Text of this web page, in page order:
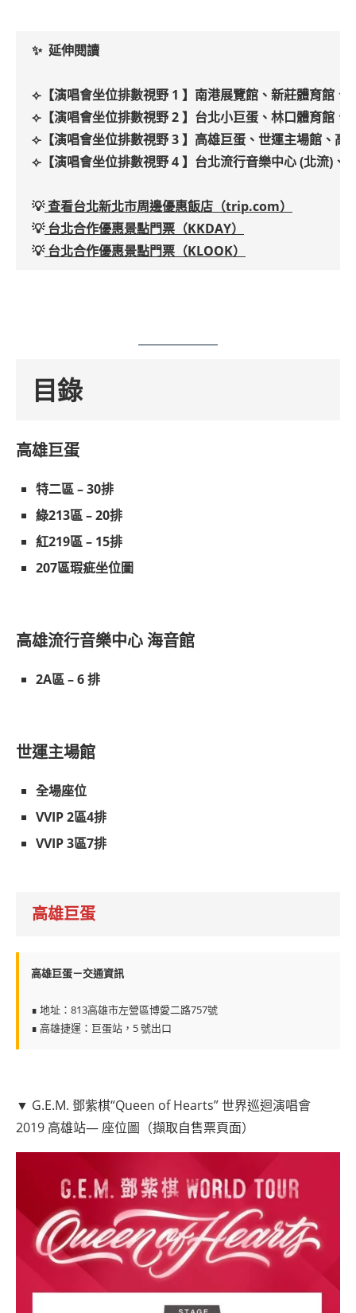
✨ 延伸閱讀
⟣ 【演唱會坐位排數視野 1 】南港展覽館、新莊體育館
⟣【演唱會坐位排數視野 2 】台北小巨蛋、 林口體育館、
⟣【演唱會坐位排數視野 3 】高雄巨蛋、世運主場館、高
⟣【演唱會坐位排數視野 4 】台北流行音樂中心 (北流)、
💡查看台北新北市周邊優惠飯店（trip.com）
💡台北合作優惠景點門票（KKDAY）
💡 台北合作優惠景點門票（KLOOK）
目錄
高雄巨蛋
特二區 – 30排
綠213區 – 20排
紅219區 – 15排
207區瑕疵坐位圖
高雄流行音樂中心 海音館
2A區 – 6 排
世運主場館
全場座位
VVIP 2區4排
VVIP 3區7排
高雄巨蛋
高雄巨蛋－交通資訊
∎ 地址：813高雄市左營區博愛二路757號
∎ 高雄捷運：巨蛋站，5 號出口
▼ G.E.M. 鄧紫棋“Queen of Hearts” 世界巡迴演唱會
2019 高雄站— 座位圖（擷取自售票頁面）